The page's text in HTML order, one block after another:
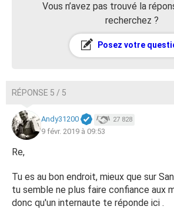
Vous n’avez pas trouvé la
recherchez ?
Posez votre
RÉPONSE 5 / 5
Andy31200 27 828
9 févr. 2019 à 09:53
Re,
Tu es au bon endroit, mieux que sur
tu semble ne plus faire confiance aux
donc qu'un internaute te réponde ici .